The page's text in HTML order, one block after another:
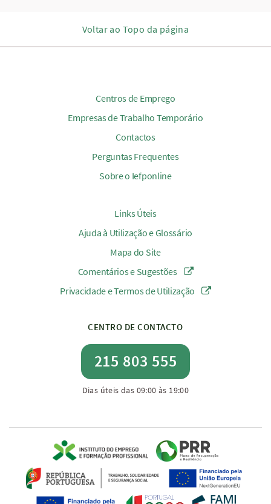
Voltar ao Topo da página
Centros de Emprego
Empresas de Trabalho Temporário
Contactos
Perguntas Frequentes
Sobre o Iefponline
Links Úteis
Ajuda à Utilização e Glossário
Mapa do Site
Comentários e Sugestões
Privacidade e Termos de Utilização
CENTRO DE CONTACTO
215 803 555
Dias úteis das 09:00 às 19:00